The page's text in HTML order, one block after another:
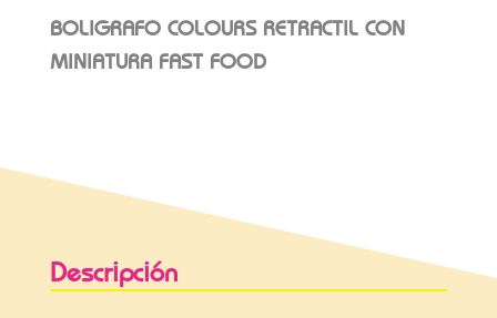
BOLIGRAFO COLOURS RETRACTIL CON
MINIATURA FAST FOOD
Descripción